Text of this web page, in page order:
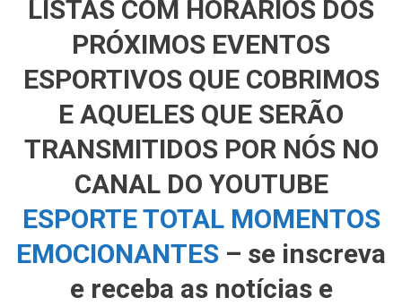
LISTAS COM HORÁRIOS DOS
PRÓXIMOS EVENTOS
ESPORTIVOS QUE COBRIMOS
E AQUELES QUE SERÃO
TRANSMITIDOS POR NÓS NO
CANAL DO YOUTUBE
ESPORTE TOTAL MOMENTOS
EMOCIONANTES – se inscreva
e receba as notícias e